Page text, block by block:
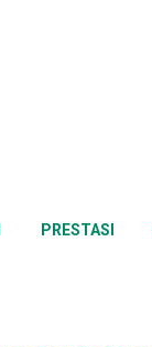
PRESTASI